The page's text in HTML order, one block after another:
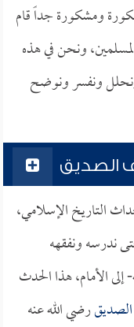
ومشكورة جداً قام
ونحن في هذه
ونفسر ونوضح
الصديق
التاريخ الإسلامي،
ندرسه ونفقهه
الأمام، هذا الحدث
رضي الله عنه